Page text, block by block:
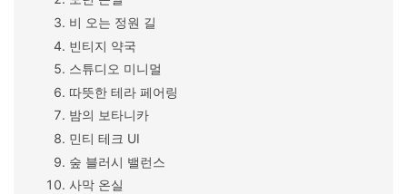
비 오는 정원 길
빈티지 약국
스튜디오 미니멀
따뜻한 테라 페어링
밤의 보타니카
민티 테크 UI
숲 블러시 밸런스
사막 온실